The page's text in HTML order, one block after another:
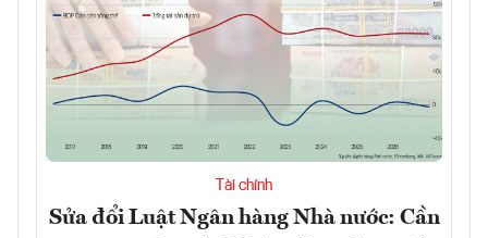
Tài chính
Sửa đổi Luật Ngân hàng Nhà nước: Cần